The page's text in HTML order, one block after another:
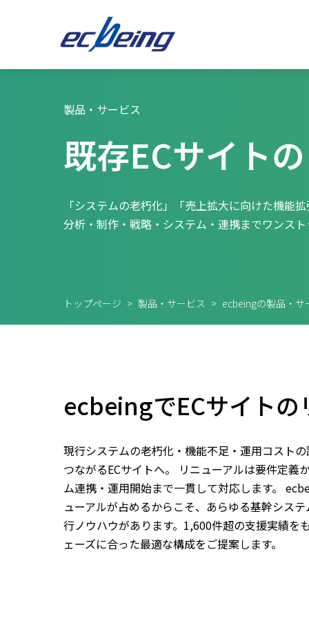
製品・サービス
既存ECサイト
「システムの老朽化」「売上拡大に向けた機能
分析・制作・戦略・システム・連携までワンス
トップページ > 製品・サービス > ecbeingの製品・サ
ecbeingでECサイトの
現行システムの老朽化・機能不足・運用コスト
つながるECサイトへ。 リニューアルは要件定義
ム連携・運用開始まで一貫して対応します。
ューアルが占めるからこそ、あらゆる基幹シス
行ノウハウがあります。1,600件超の支援実績を
ェーズに合った最適な構成をご提案します。